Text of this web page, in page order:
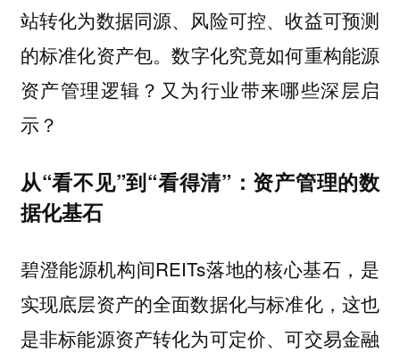
站转化为数据同源、风险可控、收益可预测
的标准化资产包。数字化究竟如何重构能源
资产管理逻辑？又为行业带来哪些深层启
示？
从“看不见”到“看得清”：资产管理的数
据化基石
碧澄能源机构间REITs落地的核心基石，是
实现底层资产的全面数据化与标准化，这也
是非标能源资产转化为可定价、可交易金融